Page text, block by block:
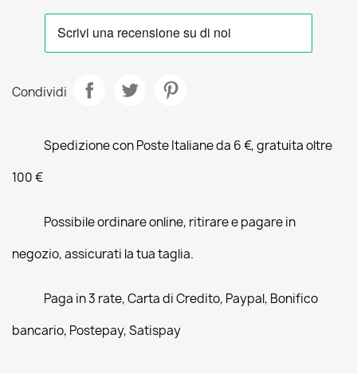
Condividi
Spedizione con Poste Italiane da 6 €, gratuita oltre
100 €
Possibile ordinare online, ritirare e pagare in
negozio, assicurati la tua taglia.
Paga in 3 rate, Carta di Credito, Paypal, Bonifico
bancario, Postepay, Satispay